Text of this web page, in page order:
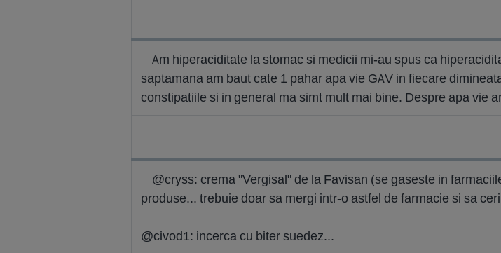
Am hiperaciditate la stomac si medicii mi-au spus ca
saptamana am baut cate 1 pahar apa vie GAV in fiecare
constipatiile si in general ma simt mult mai bine. Despre apa vie
@cryss: crema "Vergisal" de la Favisan (se gaseste in
produse... trebuie doar sa mergi intr-o astfel de farmacie si sa
@civod1: incerca cu biter suedez...